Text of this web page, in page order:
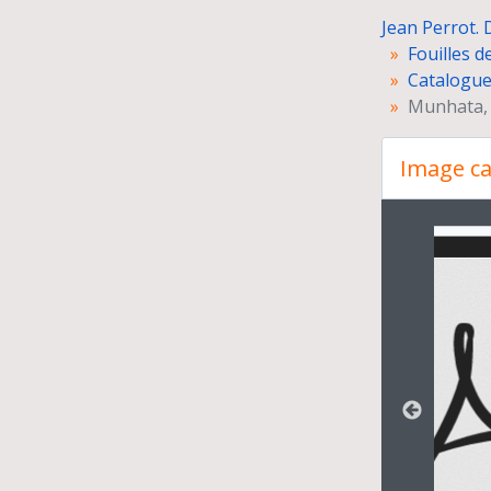
Jean Perrot.
Fouilles
Munhata,
Image